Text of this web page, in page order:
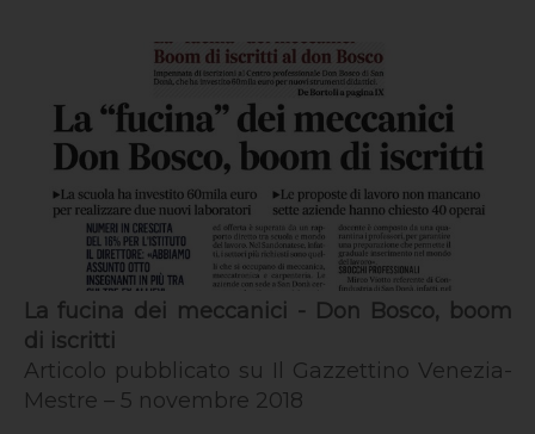
La fucina dei meccanici - Don Bosco, boom
di iscritti
Articolo pubblicato su Il Gazzettino Venezia-
Mestre – 5 novembre 2018